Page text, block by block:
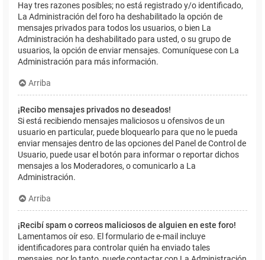
Hay tres razones posibles; no está registrado y/o identificado,
La Administración del foro ha deshabilitado la opción de
mensajes privados para todos los usuarios, o bien La
Administración ha deshabilitado para usted, o su grupo de
usuarios, la opción de enviar mensajes. Comuníquese con La
Administración para más información.
Arriba
¡Recibo mensajes privados no deseados!
Si está recibiendo mensajes maliciosos u ofensivos de un
usuario en particular, puede bloquearlo para que no le pueda
enviar mensajes dentro de las opciones del Panel de Control de
Usuario, puede usar el botón para informar o reportar dichos
mensajes a los Moderadores, o comunicarlo a La
Administración.
Arriba
¡Recibí spam o correos maliciosos de alguien en este foro!
Lamentamos oír eso. El formulario de e-mail incluye
identificadores para controlar quién ha enviado tales